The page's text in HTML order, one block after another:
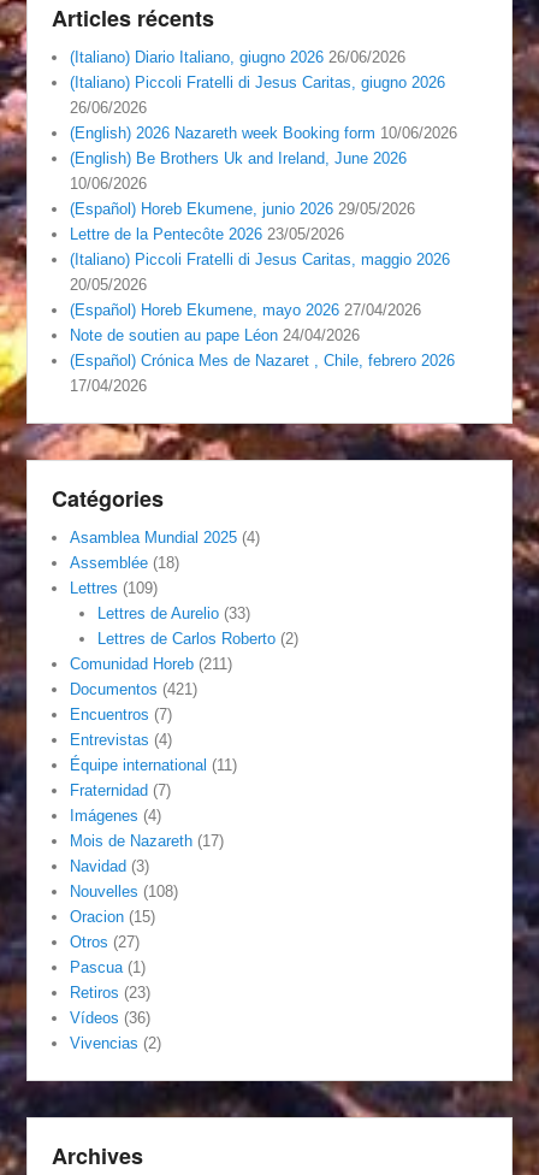
Articles récents
(Italiano) Diario Italiano, giugno 2026 26/06/2026
(Italiano) Piccoli Fratelli di Jesus Caritas, giugno 2026
26/06/2026
(English) 2026 Nazareth week Booking form 10/06/2026
(English) Be Brothers Uk and Ireland, June 2026
10/06/2026
(Español) Horeb Ekumene, junio 2026 29/05/2026
Lettre de la Pentecôte 2026 23/05/2026
(Italiano) Piccoli Fratelli di Jesus Caritas, maggio 2026
20/05/2026
(Español) Horeb Ekumene, mayo 2026 27/04/2026
Note de soutien au pape Léon 24/04/2026
(Español) Crónica Mes de Nazaret , Chile, febrero 2026
17/04/2026
Catégories
Asamblea Mundial 2025 (4)
Assemblée (18)
Lettres (109)
Lettres de Aurelio(33)
Lettres de Carlos Roberto(2)
Comunidad Horeb (211)
Documentos (421)
Encuentros (7)
Entrevistas (4)
Équipe international (11)
Fraternidad (7)
Imágenes (4)
Mois de Nazareth (17)
Navidad (3)
Nouvelles (108)
Oracion (15)
Otros (27)
Pascua (1)
Retiros (23)
Vídeos (36)
Vivencias (2)
Archives